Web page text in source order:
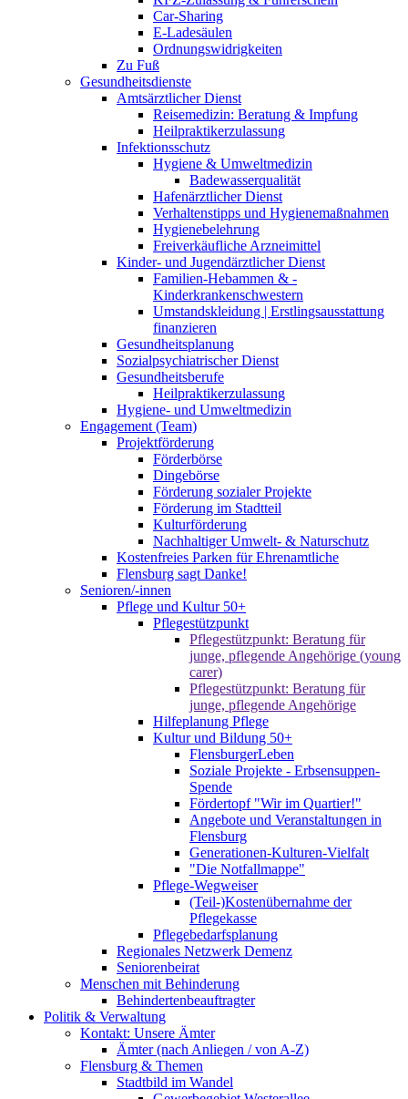
Car-Sharing
E-Ladesäulen
Ordnungswidrigkeiten
Zu Fuß
Gesundheitsdienste
Amtsärztlicher Dienst
Reisemedizin: Beratung & Impfung
Heilpraktikerzulassung
Infektionsschutz
Hygiene & Umweltmedizin
Badewasserqualität
Hafenärztlicher Dienst
Verhaltenstipps und Hygienemaßnahmen
Hygienebelehrung
Freiverkäufliche Arzneimittel
Kinder- und Jugendärztlicher Dienst
Familien-Hebammen & -
Kinderkrankenschwestern
Umstandskleidung | Erstlingsausstattung
finanzieren
Gesundheitsplanung
Sozialpsychiatrischer Dienst
Gesundheitsberufe
Heilpraktikerzulassung
Hygiene- und Umweltmedizin
Engagement (Team)
Projektförderung
Förderbörse
Dingebörse
Förderung sozialer Projekte
Förderung im Stadtteil
Kulturförderung
Nachhaltiger Umwelt- & Naturschutz
Kostenfreies Parken für Ehrenamtliche
Flensburg sagt Danke!
Senioren/-innen
Pflege und Kultur 50+
Pflegestützpunkt
Pflegestützpunkt: Beratung für
junge, pflegende Angehörige (young
carer)
Pflegestützpunkt: Beratung für
junge, pflegende Angehörige
Hilfeplanung Pflege
Kultur und Bildung 50+
FlensburgerLeben
Soziale Projekte - Erbsensuppen-
Spende
Fördertopf "Wir im Quartier!"
Angebote und Veranstaltungen in
Flensburg
Generationen-Kulturen-Vielfalt
"Die Notfallmappe"
Pflege-Wegweiser
(Teil-)Kostenübernahme der
Pflegekasse
Pflegebedarfsplanung
Regionales Netzwerk Demenz
Seniorenbeirat
Menschen mit Behinderung
Behindertenbeauftragter
Politik & Verwaltung
Kontakt: Unsere Ämter
Ämter (nach Anliegen / von A-Z)
Flensburg & Themen
Stadtbild im Wandel